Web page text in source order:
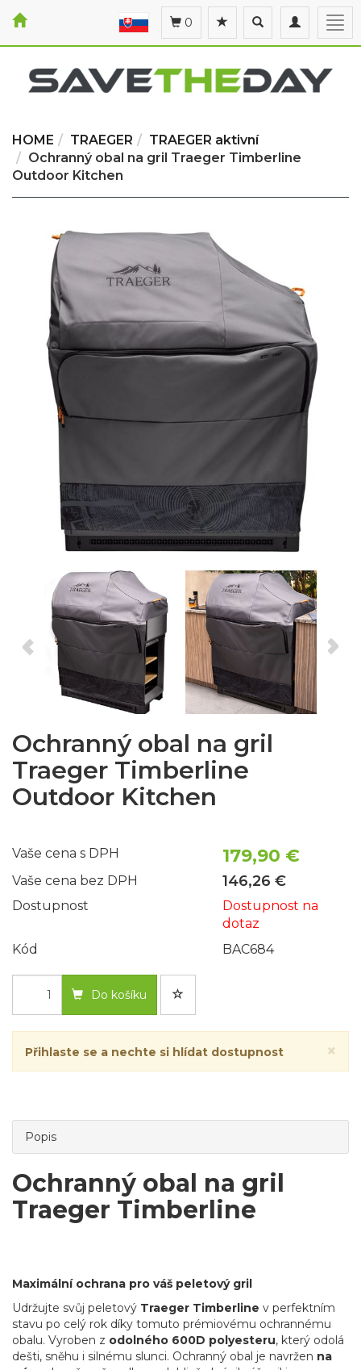
Toggle
navigation
Toggle
search
0
HOME TRAEGER
TRAEGER aktivní
Ochranný obal na gril Traeger Timberline
Outdoor Kitchen
Ochranný obal na gril
Traeger Timberline
Outdoor Kitchen
Vaše cena s DPH 179,90 €
Vaše cena bez DPH 146,26 €
Dostupnost
Dostupnost na
dotaz
Kód
BAC684
Do košíku
×
Přihlaste se a nechte si hlídat dostupnost
Popis
Ochranný obal na gril
Traeger Timberline
Maximální ochrana pro váš peletový gril
Udržujte svůj peletový Traeger Timberline v perfektním
stavu po celý rok díky tomuto prémiovému ochrannému
obalu. Vyroben z odolného 600D polyesteru, který odolá
dešti, sněhu i silnému slunci. Ochranný obal je navržen na